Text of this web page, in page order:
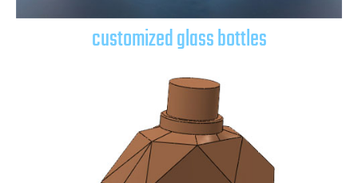
customized glass bottles